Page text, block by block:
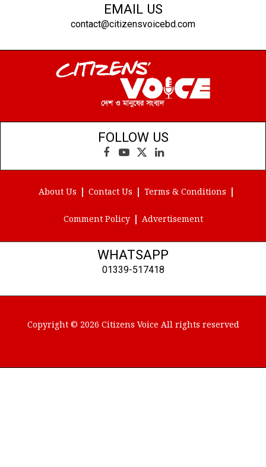
EMAIL US
contact@citizensvoicebd.com
FOLLOW US
Facebook
YouTube
X
(Twitter)
LinkedIn
About Us Contact Us Terms & Conditions
Comment Policy Advertisement
WHATSAPP
01339-517418
Copyright © 2026 Citizens Voice All rights reserved